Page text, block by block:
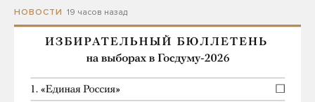
НОВОСТИ 19 часов назад